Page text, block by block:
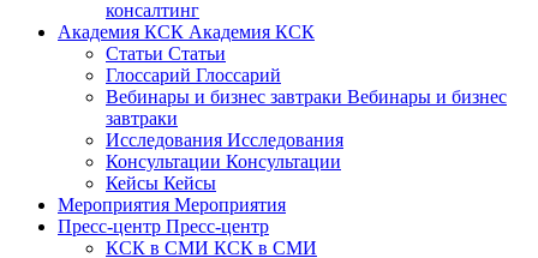
консалтинг
Академия КСК Академия КСК
Статьи Статьи
Глоссарий Глоссарий
Вебинары и бизнес завтраки Вебинары и бизнес
завтраки
Исследования Исследования
Консультации Консультации
Кейсы Кейсы
Мероприятия Мероприятия
Пресс-центр Пресс-центр
КСК в СМИ КСК в СМИ